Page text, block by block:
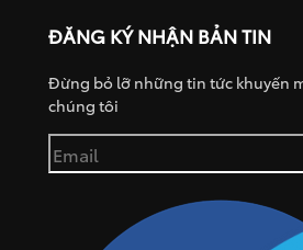
ĐĂNG KÝ NHẬN BẢN TIN
Đừng bỏ lỡ những tin tức khuyến
chúng tôi